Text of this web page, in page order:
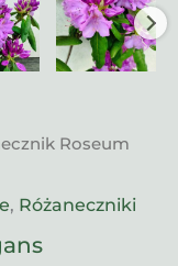
Roseum
, Różaneczniki